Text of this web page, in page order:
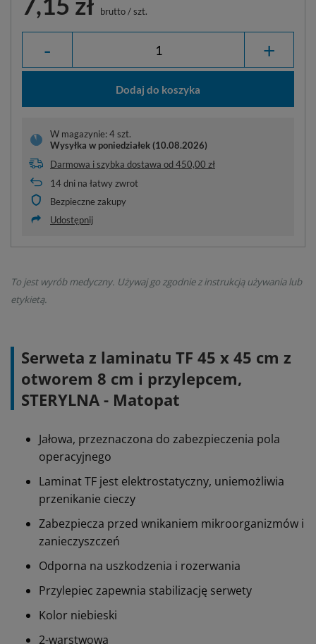
brutto/szt.
- +
Dodaj do koszyka
W magazynie: 4 szt.
Wysyłka w poniedziałek (10.08.2026)
Darmowa i szybka dostawa od450,00 zł
14dni na łatwy zwrot
Bezpieczne zakupy
Udostępnij
To jest wyrób medyczny. Używaj go zgodnie z instrukcją używania lub
etykietą.
Serweta z laminatu TF 45 x 45 cm z
otworem 8 cm i przylepcem,
STERYLNA - Matopat
Jałowa, przeznaczona do zabezpieczenia pola
operacyjnego
Laminat TF jest elektrostatyczny, uniemożliwia
przenikanie cieczy
Zabezpiecza przed wnikaniem mikroorganizmów i
zanieczyszczeń
Odporna na uszkodzenia i rozerwania
Przylepiec zapewnia stabilizację serwety
Kolor niebieski
2-warstwowa